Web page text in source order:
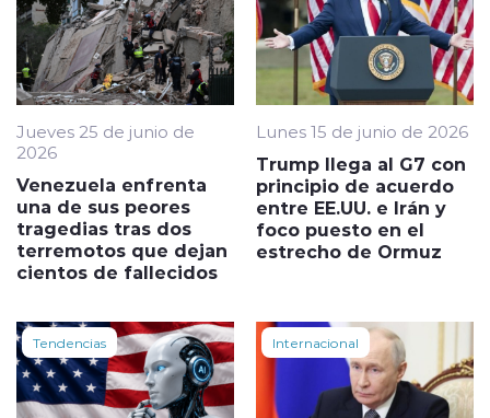
Jueves 25 de junio de
2026
Venezuela enfrenta
una de sus peores
tragedias tras dos
terremotos que dejan
cientos de fallecidos
Lunes 15 de junio de 2026
Trump llega al G7 con
principio de acuerdo
entre EE.UU. e Irán y
foco puesto en el
estrecho de Ormuz
Tendencias Internacional